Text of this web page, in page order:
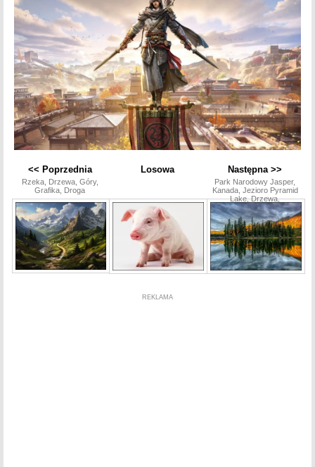
<< Poprzednia
Rzeka, Drzewa, Góry,
Grafika, Droga
Losowa Następna >>
Park Narodowy Jasper,
Kanada, Jezioro Pyramid
Lake, Drzewa,
REKLAMA